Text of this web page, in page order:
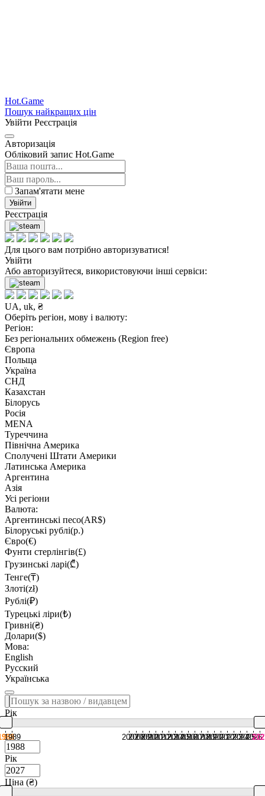
Hot.Game
Пошук найкращих цін
Увійти Реєстрація
Авторизація
Обліковий запис Hot.Game
Запам'ятати мене
Увійти
Реєстрація
Для цього вам потрібно авторизуватися!
Увійти
Або авторизуйтеся, використовуючи інші сервіси:
UA, uk, ₴
Оберіть регіон, мову і валюту:
Регіон:
Без регіональних обмежень (Region free)
Європа
Польща
Україна
СНД
Казахстан
Білорусь
Росія
MENA
Туреччина
Північна Америка
Сполучені Штати Америки
Латинська Америка
Аргентина
Азія
Усі регіони
Валюта:
Аргентинські песо(AR$)
Білоруські рублі(р.)
Євро(€)
Фунти стерлінгів(£)
Грузинські ларі(₾)
Тенге(₸)
Злоті(zł)
Рублі(₽)
Турецькі ліри(₺)
Гривні(₴)
Долари($)
Мова:
English
Русский
Українська
Рік
1989 2007
2008
2009
2010
2011
2012
2013
2014
2015
2016
2017
2018
2019
2020
2021
2022
2023
2024
2025
2026
Рік
Ціна (₴)